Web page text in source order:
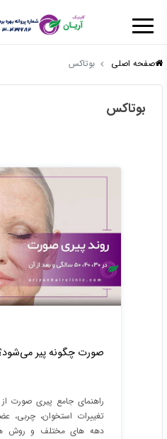
صفحه اصلی بوتاکس
بوتاکس
صورت چگونه پیر
راهنمای جامع پیری صورت
تغییرات استخوان، چربی،
دهه‌ های مختلف و روش‌